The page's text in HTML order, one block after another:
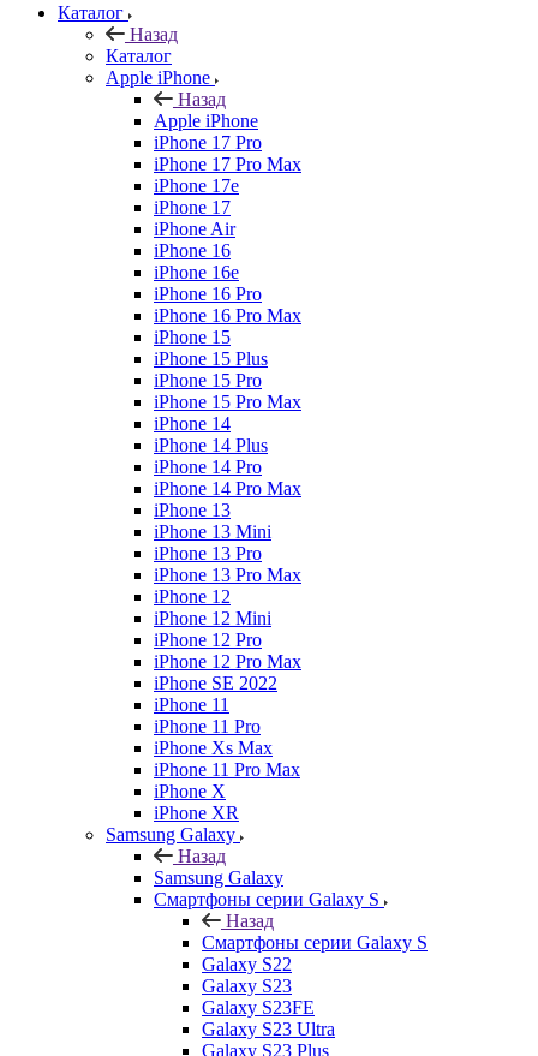
Каталог
Назад
Каталог
Apple iPhone
Назад
Apple iPhone
iPhone 17 Pro
iPhone 17 Pro Max
iPhone 17e
iPhone 17
iPhone Air
iPhone 16
iPhone 16e
iPhone 16 Pro
iPhone 16 Pro Max
iPhone 15
iPhone 15 Plus
iPhone 15 Pro
iPhone 15 Pro Max
iPhone 14
iPhone 14 Plus
iPhone 14 Pro
iPhone 14 Pro Max
iPhone 13
iPhone 13 Mini
iPhone 13 Pro
iPhone 13 Pro Max
iPhone 12
iPhone 12 Mini
iPhone 12 Pro
iPhone 12 Pro Max
iPhone SE 2022
iPhone 11
iPhone 11 Pro
iPhone Xs Max
iPhone 11 Pro Max
iPhone X
iPhone XR
Samsung Galaxy
Назад
Samsung Galaxy
Смартфоны серии Galaxy S
Назад
Смартфоны серии Galaxy S
Galaxy S22
Galaxy S23
Galaxy S23FE
Galaxy S23 Ultra
Galaxy S23 Plus